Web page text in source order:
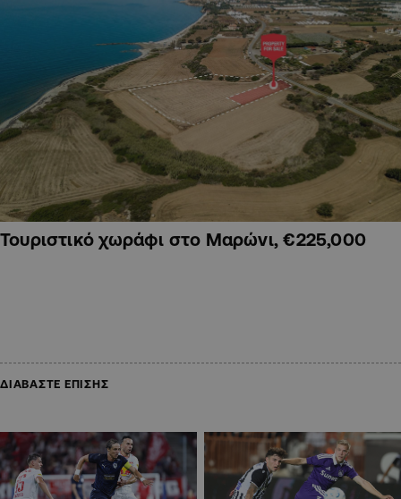
Τουριστικό χωράφι στο Μαρώνι, €225,000
ΔΙΑΒΑΣΤΕ ΕΠΙΣΗΣ